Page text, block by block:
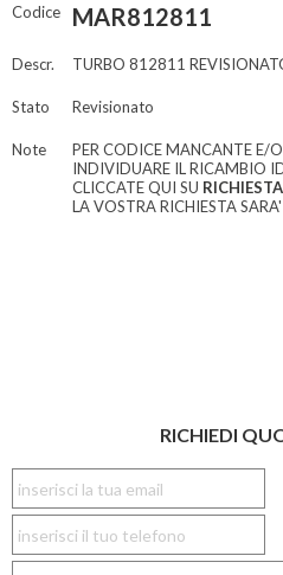
Codice MAR812811
Descr. TURBO 812811
Stato Revisionato
Note
PER CODICE MANCANTE E/
INDIVIDUARE IL RICAMBIO
CLICCATE QUI SU
LA VOSTRA RICHIESTA
RICHIEDI